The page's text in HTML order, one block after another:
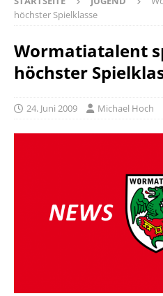
höchster Spielklasse
Wormatiatalent
höchster
24. Juni 2009 Michael Hoch